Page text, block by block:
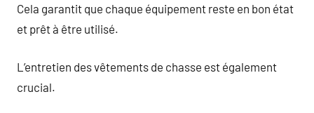
Cela garantit que chaque équipement reste en bon état
et prêt à être utilisé.
L’entretien des vêtements de chasse est également
crucial.